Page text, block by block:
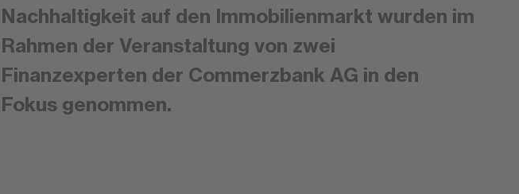
Nachhaltigkeit auf den Immobilienmarkt wurden im
Rahmen der Veranstaltung von zwei
Finanzexperten der Commerzbank AG in den
Fokus genommen.